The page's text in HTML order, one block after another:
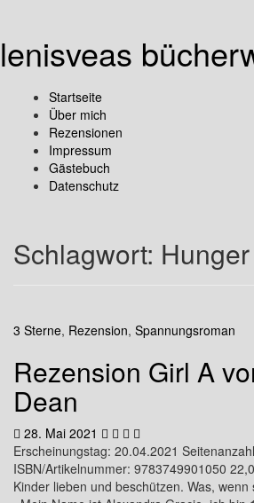
lenisveas
Startseite
Über mich
Rezensionen
Impressum
Gästebuch
Datenschutz
Schlagwort: Hunger
3 Sterne, Rezension, Spannungsroman
Rezension Girl A
Dean
28. Mai 2021
Erscheinungstag: 20.04.2021
ISBN/Artikelnummer: 9783749901050
Kinder lieben und beschützen. Was,